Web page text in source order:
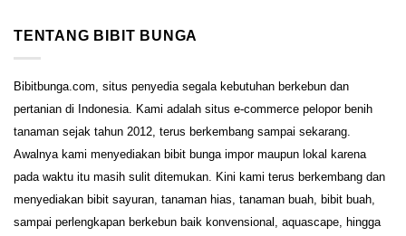
TENTANG BIBIT BUNGA
Bibitbunga.com, situs penyedia segala kebutuhan berkebun dan
pertanian di Indonesia. Kami adalah situs e-commerce pelopor benih
tanaman sejak tahun 2012, terus berkembang sampai sekarang.
Awalnya kami menyediakan bibit bunga impor maupun lokal karena
pada waktu itu masih sulit ditemukan. Kini kami terus berkembang dan
menyediakan bibit sayuran, tanaman hias, tanaman buah, bibit buah,
sampai perlengkapan berkebun baik konvensional, aquascape, hingga